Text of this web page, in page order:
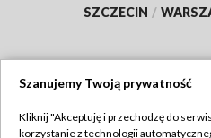
SZCZECIN /
Szanujemy Twoją prywatność
Kliknij "Akceptuję i przechodzę do
korzystanie z technologii